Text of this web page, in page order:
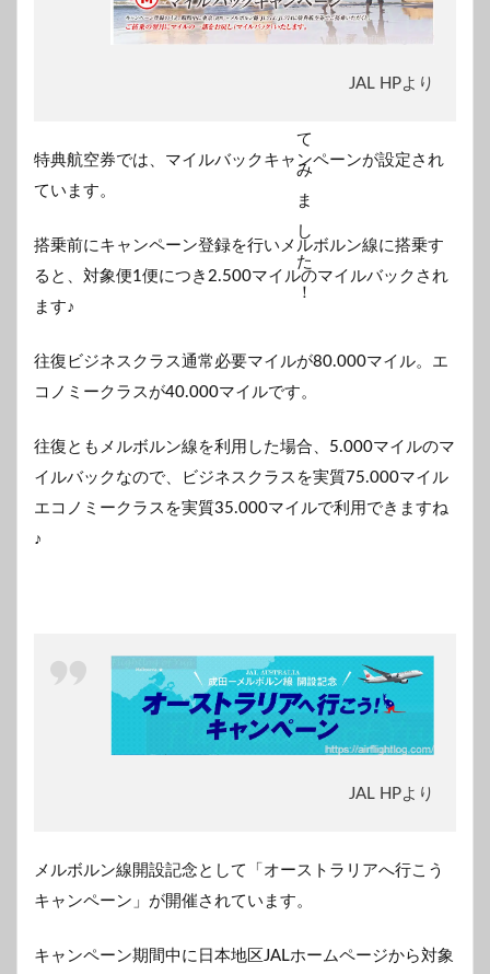
JAL HPより
特典航空券では、マイルバックキャンペーンが設定され
ています。
搭乗前にキャンペーン登録を行いメルボルン線に搭乗す
ると、対象便1便につき2.500マイルのマイルバックされ
ます♪
往復ビジネスクラス通常必要マイルが80.000マイル。エ
コノミークラスが40.000マイルです。
往復ともメルボルン線を利用した場合、5.000マイルのマ
イルバックなので、ビジネスクラスを実質75.000マイル
エコノミークラスを実質35.000マイルで利用できますね
♪
JAL HPより
メルボルン線開設記念として「オーストラリアへ行こう
キャンペーン」が開催されています。
キャンペーン期間中に日本地区JALホームページから対象